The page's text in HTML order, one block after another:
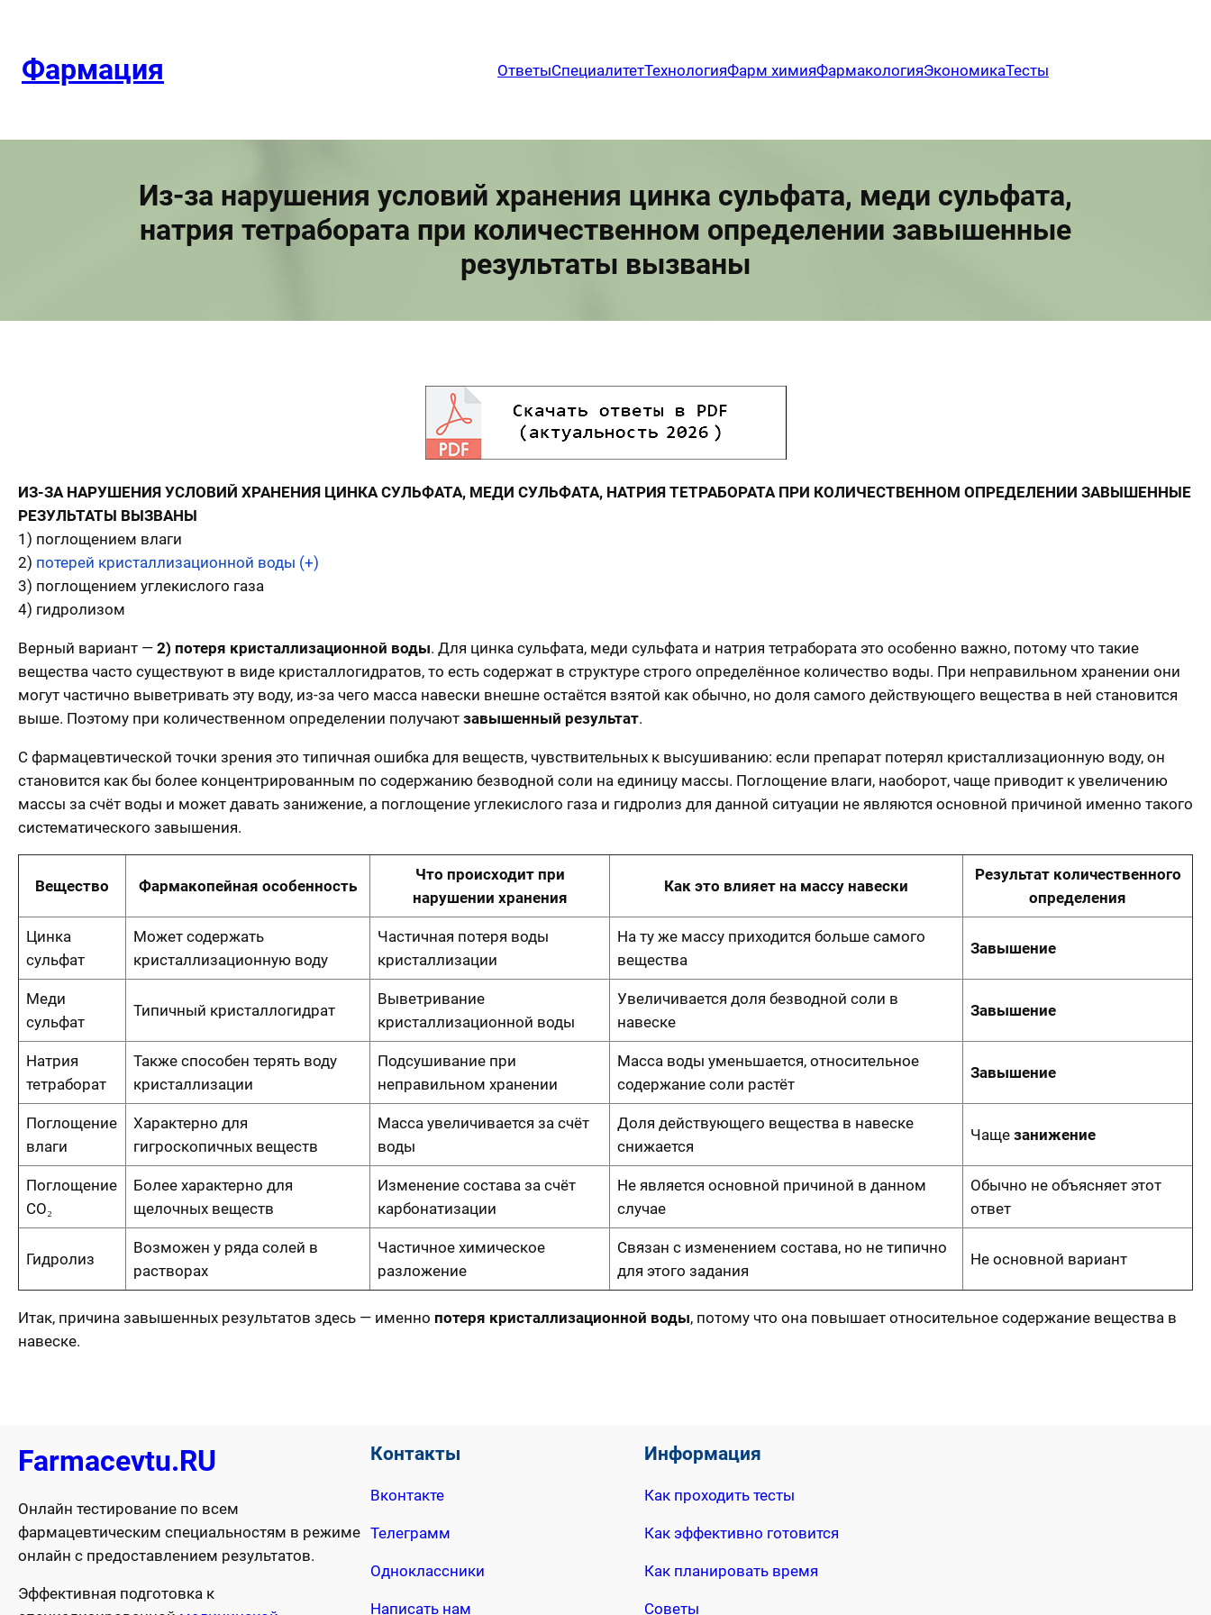
содержимому
Фармация ОтветыСпециалитетТехнологияФарм химияФармакологияЭкономикаТесты
Из-за нарушения условий хранения цинка сульфата, меди сульфата,
натрия тетрабората при количественном определении завышенные
результаты вызваны
ИЗ-ЗА НАРУШЕНИЯ УСЛОВИЙ ХРАНЕНИЯ ЦИНКА СУЛЬФАТА, МЕДИ СУЛЬФАТА, НАТРИЯ ТЕТРАБОРАТА ПРИ КОЛИЧЕСТВЕННОМ ОПРЕДЕЛЕНИИ ЗАВЫШЕННЫЕ
РЕЗУЛЬТАТЫ ВЫЗВАНЫ
1) поглощением влаги
2) потерей кристаллизационной воды (+)
3) поглощением углекислого газа
4) гидролизом
Верный вариант — 2) потеря кристаллизационной воды. Для цинка сульфата, меди сульфата и натрия тетрабората это особенно важно, потому что такие
вещества часто существуют в виде кристаллогидратов, то есть содержат в структуре строго определённое количество воды. При неправильном хранении они
могут частично выветривать эту воду, из-за чего масса навески внешне остаётся взятой как обычно, но доля самого действующего вещества в ней становится
выше. Поэтому при количественном определении получают завышенный результат.
С фармацевтической точки зрения это типичная ошибка для веществ, чувствительных к высушиванию: если препарат потерял кристаллизационную воду, он
становится как бы более концентрированным по содержанию безводной соли на единицу массы. Поглощение влаги, наоборот, чаще приводит к увеличению
массы за счёт воды и может давать занижение, а поглощение углекислого газа и гидролиз для данной ситуации не являются основной причиной именно такого
систематического завышения.
Вещество Фармакопейная особенность
Что происходит при
нарушении хранения
Как это влияет на массу навески
Результат количественного
определения
Цинка
сульфат
Может содержать
кристаллизационную воду
Частичная потеря воды
кристаллизации
На ту же массу приходится больше самого
вещества
Завышение
Меди
сульфат
Типичный кристаллогидрат
Выветривание
кристаллизационной воды
Увеличивается доля безводной соли в
навеске
Завышение
Натрия
тетраборат
Также способен терять воду
кристаллизации
Подсушивание при
неправильном хранении
Масса воды уменьшается, относительное
содержание соли растёт
Завышение
Поглощение
влаги
Характерно для
гигроскопичных веществ
Масса увеличивается за счёт
воды
Доля действующего вещества в навеске
снижается
Чаще занижение
Поглощение
CO₂
Более характерно для
щелочных веществ
Изменение состава за счёт
карбонатизации
Не является основной причиной в данном
случае
Обычно не объясняет этот
ответ
Гидролиз
Возможен у ряда солей в
растворах
Частичное химическое
разложение
Связан с изменением состава, но не типично
для этого задания
Не основной вариант
Итак, причина завышенных результатов здесь — именно потеря кристаллизационной воды, потому что она повышает относительное содержание вещества в
навеске.
Farmacevtu.RU
Онлайн тестирование по всем
фармацевтическим специальностям в режиме
онлайн с предоставлением результатов.
Эффективная подготовка к
Контакты
Вконтакте
Телеграмм
Одноклассники
Написать нам
Информация
Как проходить тесты
Как эффективно готовится
Как планировать время
Советы